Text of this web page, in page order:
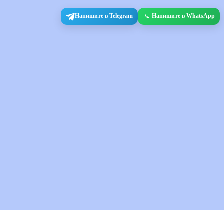
Напишите в Telegram Напишите в WhatsApp